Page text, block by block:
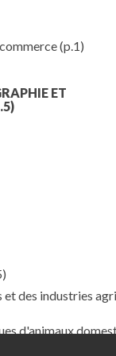
(p.1)
ET
des industries
d'animaux